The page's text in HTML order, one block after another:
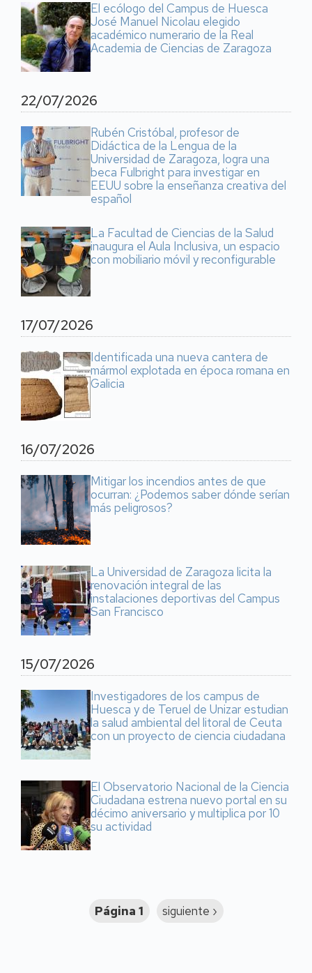
El ecólogo del Campus de Huesca
José Manuel Nicolau elegido
académico numerario de la Real
Academia de Ciencias de Zaragoza
22/07/2026
Rubén Cristóbal, profesor de
Didáctica de la Lengua de la
Universidad de Zaragoza, logra una
beca Fulbright para investigar en
EEUU sobre la enseñanza creativa del
español
La Facultad de Ciencias de la Salud
inaugura el Aula Inclusiva, un espacio
con mobiliario móvil y reconfigurable
17/07/2026
Identificada una nueva cantera de
mármol explotada en época romana en
Galicia
16/07/2026
Mitigar los incendios antes de que
ocurran: ¿Podemos saber dónde serían
más peligrosos?
La Universidad de Zaragoza licita la
renovación integral de las
instalaciones deportivas del Campus
San Francisco
15/07/2026
Investigadores de los campus de
Huesca y de Teruel de Unizar estudian
la salud ambiental del litoral de Ceuta
con un proyecto de ciencia ciudadana
El Observatorio Nacional de la Ciencia
Ciudadana estrena nuevo portal en su
décimo aniversario y multiplica por 10
su actividad
Página 1
Siguiente
siguiente ›